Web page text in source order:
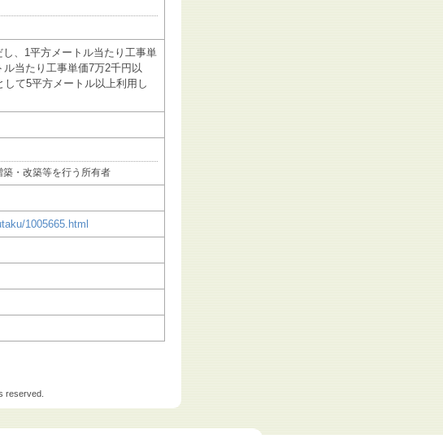
、1平方メートル当たり工事単
当たり工事単価7万2千円以
て5平方メートル以上利用し
・改築等を行う所有者
1005665.html